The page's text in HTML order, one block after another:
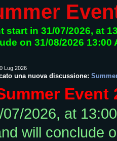
start in 31/07/2026, at
on 31/08/2026 13:00
Lug 2026
una nuova discussione:
Event
07/2026, at
will conclude